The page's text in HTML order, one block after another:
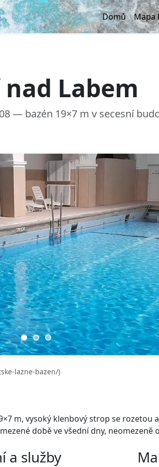
Domů Mapa
Labem
— bazén 19×7 m v secesní
lazne-bazen/)
m, vysoký klenbový strop se
době ve všední dny, neomezeně
a služby